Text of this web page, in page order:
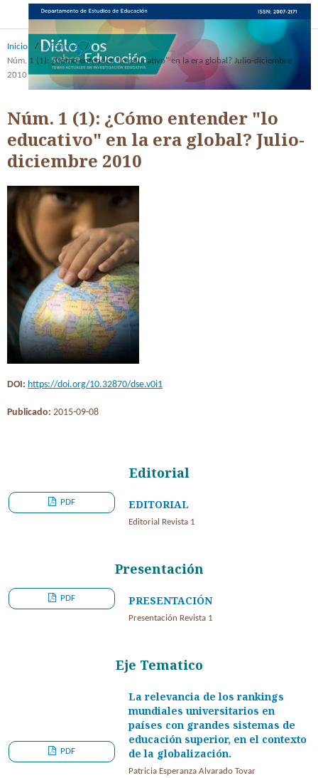
Inicio / Archivos
/
Núm. 1 (1): ¿Cómo entender "lo educativo" en la era global? Julio-diciembre
2010
Núm. 1 (1): ¿Cómo entender "lo
educativo" en la era global? Julio-
diciembre 2010
DOI: https://doi.org/10.32870/dse.v0i1
Publicado: 2015-09-08
Editorial
EDITORIAL
Editorial Revista 1
PDF
Presentación
PRESENTACIÓN
Presentación Revista 1
PDF
Eje Tematico
La relevancia de los rankings
mundiales universitarios en
países con grandes sistemas de
educación superior, en el contexto
de la globalización.
Patricia Esperanza Alvarado Tovar
PDF